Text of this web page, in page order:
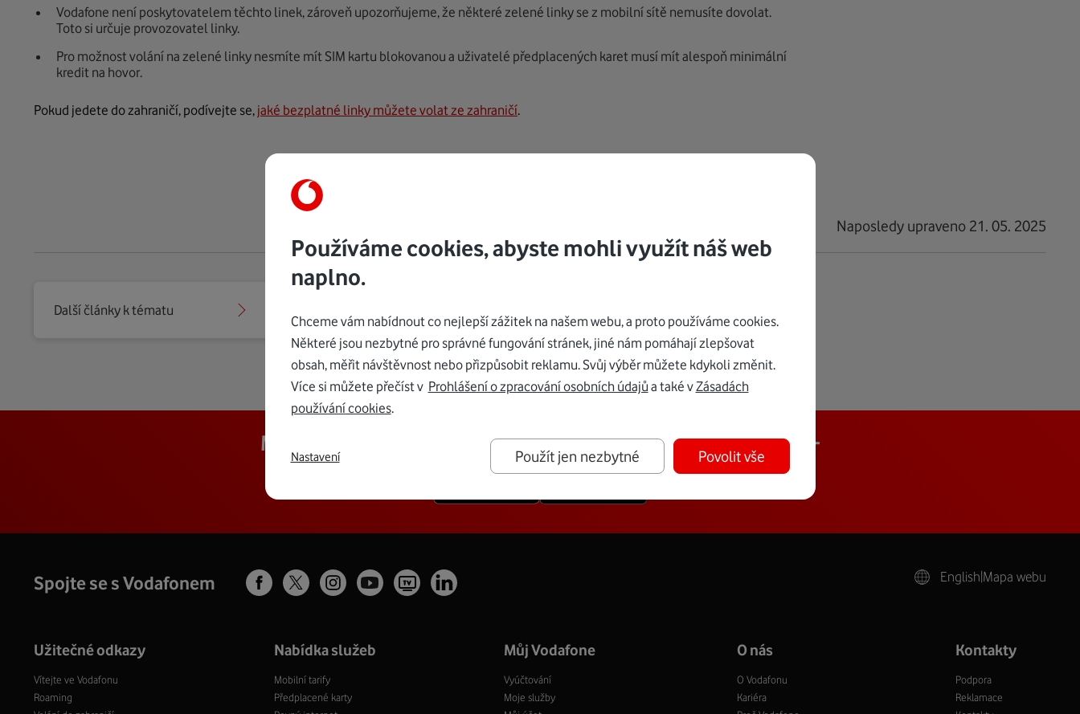
Vodafone není poskytovatelem těchto linek, zároveň upozorňujeme, že některé zelené linky se z mobilní sítě nemusíte dovolat.
Toto si určuje provozovatel linky.
Pro možnost volání na zelené linky nesmíte mít SIM kartu blokovanou a uživatelé předplacených karet musí mít alespoň minimální
kredit na hovor.
Pokud jedete do zahraničí, podívejte se, jaké bezplatné linky můžete volat ze zahraničí.
Naposledy upraveno 21. 05. 2025
Další články k tématu
Mějte přehled o svých službách díky aplikaci Můj Vodafone+
Spojte se s Vodafonem English Mapa webu
Užitečné odkazy
Vítejte ve Vodafonu
Roaming
Nabídka služeb
Mobilní tarify
Předplacené karty
Můj Vodafone
Vyúčtování
Moje služby
O nás
O Vodafonu
Kariéra
Kontakty
Podpora
Reklamace
Používáme cookies, abyste mohli využít náš web
naplno.
Chceme vám nabídnout co nejlepší zážitek na našem webu, a proto používáme cookies.
Některé jsou nezbytné pro správné fungování stránek, jiné nám pomáhají zlepšovat
obsah, měřit návštěvnost nebo přizpůsobit reklamu. Svůj výběr můžete kdykoli změnit.
Více si můžete přečíst v Prohlášení o zpracování osobních údajů a také vZásadách
používání cookies.
Použít jen nezbytné Povolit vše
Nastavení